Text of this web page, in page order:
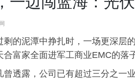
剩的泥潭中挣扎时，一场更深层
合富家全面进军工商业EMC的
曾透露，公司已有超过三分之一